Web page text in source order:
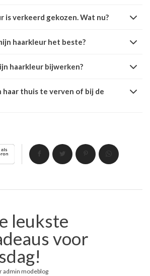
is verkeerd gekozen. Wat nu?
haarkleur het beste?
haarkleur bijwerken?
haar thuis te verven of bij de
leukste
voor
admin modeblog